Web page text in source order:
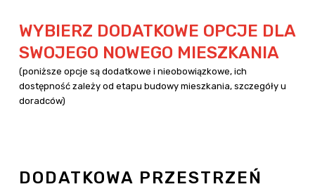
WYBIERZ DODATKOWE OPCJE DLA
SWOJEGO NOWEGO MIESZKANIA
(poniższe opcje są dodatkowe i nieobowiązkowe, ich
dostępność zależy od etapu budowy mieszkania, szczegóły u
doradców)
DODATKOWA PRZESTRZEŃ